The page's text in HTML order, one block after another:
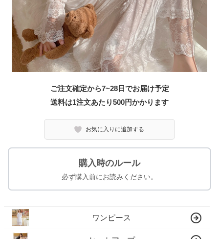
ご注文確定から7~28日でお届け予定
送料は1注文あたり500円かかります
お気に入りに追加する
購入時のルール
必ず購入前にお読みください。
ワンピース